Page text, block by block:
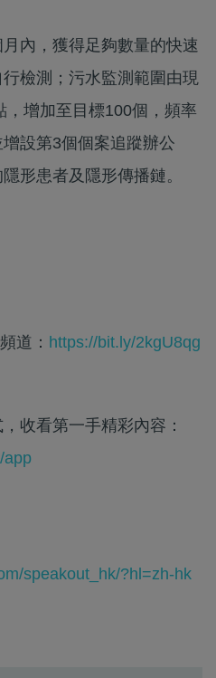
內，獲得足夠數量的快速
檢測；污水監測範圍由現
增加至目標100個，頻率
設第3個個案追蹤辦公
形患者及隱形傳播鏈。
道： https://bit.ly/2kgU8qg
收看第一手精彩內容：
app
speakout_hk/?hl=zh-hk